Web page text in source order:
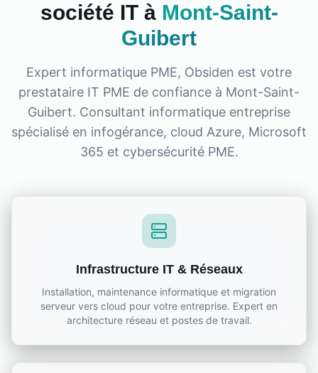
société IT à Mont-Saint-
Guibert
Expert informatique PME, Obsiden est votre
prestataire IT PME de confiance à Mont-Saint-
Guibert. Consultant informatique entreprise
spécialisé en infogérance, cloud Azure, Microsoft
365 et cybersécurité PME.
Infrastructure IT & Réseaux
Installation, maintenance informatique et migration
serveur vers cloud pour votre entreprise. Expert en
architecture réseau et postes de travail.